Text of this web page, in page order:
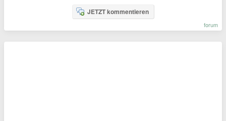
JETZT kommentieren
forum